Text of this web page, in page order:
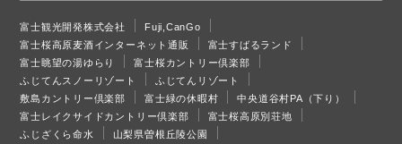
富士観光開発株式会社
Fuji,CanGo
富士桜高原麦酒インターネット通販
富士すばるランド
富士眺望の湯ゆらり
富士桜カントリー倶楽部
ふじてんスノーリゾート
ふじてんリゾート
敷島カントリー倶楽部
富士緑の休暇村
中央道谷村PA（下り）
富士レイクサイドカントリー倶楽部
富士桜高原別荘地
ふじざくら命水
山梨県曽根丘陵公園